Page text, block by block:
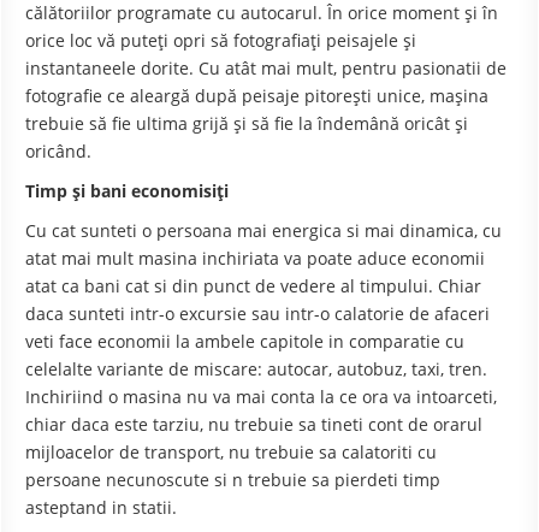
călătoriilor programate cu autocarul. În orice moment şi în
orice loc vă puteţi opri să fotografiaţi peisajele şi
instantaneele dorite. Cu atât mai mult, pentru pasionatii de
fotografie ce aleargă după peisaje pitoreşti unice, maşina
trebuie să fie ultima grijă şi să fie la îndemână oricât şi
oricând.
Timp şi bani economisiţi
Cu cat sunteti o persoana mai energica si mai dinamica, cu
atat mai mult masina inchiriata va poate aduce economii
atat ca bani cat si din punct de vedere al timpului. Chiar
daca sunteti intr-o excursie sau intr-o calatorie de afaceri
veti face economii la ambele capitole in comparatie cu
celelalte variante de miscare: autocar, autobuz, taxi, tren.
Inchiriind o masina nu va mai conta la ce ora va intoarceti,
chiar daca este tarziu, nu trebuie sa tineti cont de orarul
mijloacelor de transport, nu trebuie sa calatoriti cu
persoane necunoscute si n trebuie sa pierdeti timp
asteptand in statii.